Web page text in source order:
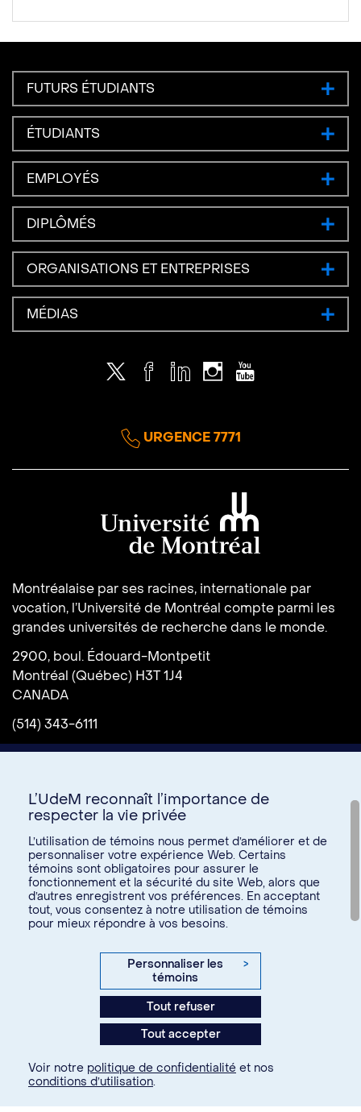
FUTURS ÉTUDIANTS
ÉTUDIANTS
EMPLOYÉS
DIPLÔMÉS
ORGANISATIONS ET ENTREPRISES
MÉDIAS
Twitter Facebook
LinkedInInstagramYoutube
URGENCE 7771
Montréalaise par ses racines, internationale par
vocation, l’Université de Montréal compte parmi les
grandes universités de recherche dans le monde.
2900, boul. Édouard-Montpetit
Montréal (Québec) H3T 1J4
CANADA
(514) 343-6111
Donnez à l’UdeM
U15
© Université de Montréal, 2026. Tous droits réservés.
Confidentialité
Conditions d’utilisation
Paramètres des témoins
L’UdeM reconnaît l’importance de
respecter la vie privée
L’utilisation de témoins nous permet d’améliorer et de
personnaliser votre expérience Web. Certains
témoins sont obligatoires pour assurer le
fonctionnement et la sécurité du site Web, alors que
d’autres enregistrent vos préférences. En acceptant
tout, vous consentez à notre utilisation de témoins
pour mieux répondre à vos besoins.
Personnaliser les
témoins
>
Tout refuser
Tout accepter
Voir notre politique de confidentialité et nos
conditions d’utilisation.